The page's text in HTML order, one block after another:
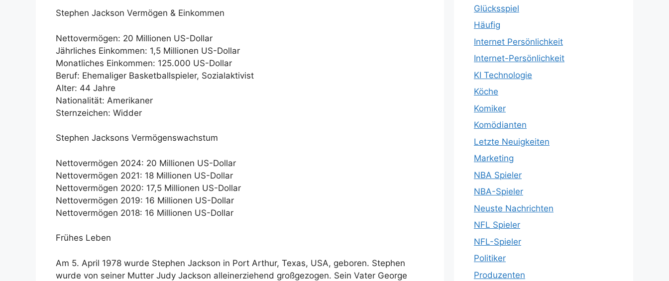
Stephen Jackson Vermögen & Einkommen
Nettovermögen: 20 Millionen US-Dollar
Jährliches Einkommen: 1,5 Millionen US-Dollar
Monatliches Einkommen: 125.000 US-Dollar
Beruf: Ehemaliger Basketballspieler, Sozialaktivist
Alter: 44 Jahre
Nationalität: Amerikaner
Sternzeichen: Widder
Stephen Jacksons Vermögenswachstum
Nettovermögen 2024: 20 Millionen US-Dollar
Nettovermögen 2021: 18 Millionen US-Dollar
Nettovermögen 2020: 17,5 Millionen US-Dollar
Nettovermögen 2019: 16 Millionen US-Dollar
Nettovermögen 2018: 16 Millionen US-Dollar
Frühes Leben
Am 5. April 1978 wurde Stephen Jackson in Port Arthur, Texas, USA, geboren. Stephen
wurde von seiner Mutter Judy Jackson alleinerziehend großgezogen. Sein Vater George
Glücksspiel
Häufig
Internet Persönlichkeit
Internet-Persönlichkeit
KI Technologie
Köche
Komiker
Komödianten
Letzte Neuigkeiten
Marketing
NBA Spieler
NBA-Spieler
Neuste Nachrichten
NFL Spieler
NFL-Spieler
Politiker
Produzenten